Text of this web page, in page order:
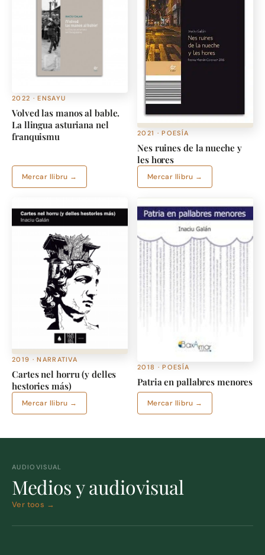
2022 · ENSAYU
Volved las manos al bable.
La llingua asturiana nel
franquismu
Mercar llibru →
2021 · POESÍA
Nes ruines de la nueche y
les hores
Mercar llibru →
2019 · NARRATIVA
Cartes nel horru (y delles
hestories más)
Mercar llibru →
2018 · POESÍA
Patria en pallabres menores
Mercar llibru →
AUDIOVISUAL
Medios y audiovisual
Ver toos →